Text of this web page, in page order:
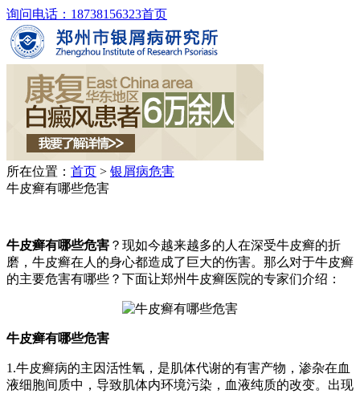
首页
询问电话：18738156323
所在位置： 首页 > 银屑病危害
牛皮癣有哪些危害
牛皮癣有哪些危害 ？现如今越来越多的人在深受牛皮癣的折
磨，牛皮癣在人的身心都造成了巨大的伤害。那么对于牛皮癣
的主要危害有哪些？下面让郑州牛皮癣医院的专家们介绍：
牛皮癣有哪些危害
1.牛皮癣病的主因活性氧，是肌体代谢的有害产物，渗杂在血
液细胞间质中，导致肌体内环境污染，血液纯质的改变。出现